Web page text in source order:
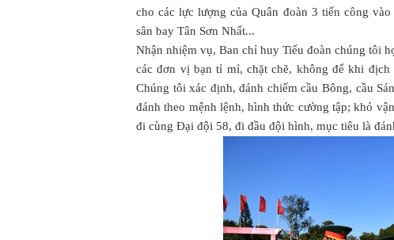
cho các lực lượng của Quân đoàn 3 tiến công
sân bay Tân Sơn Nhất...
Nhận nhiệm vụ, Ban chỉ huy Tiểu đoàn chúng tôi
các đơn vị bạn tỉ mỉ, chặt chẽ, không để khi địch
Chúng tôi xác định, đánh chiếm cầu Bông, cầu
đánh theo mệnh lệnh, hình thức cường tập; khó
đi cùng Đại đội 58, đi đầu đội hình, mục tiêu là